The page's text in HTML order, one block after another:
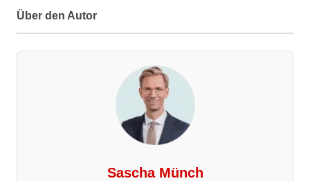
Über den Autor
Sascha Münch